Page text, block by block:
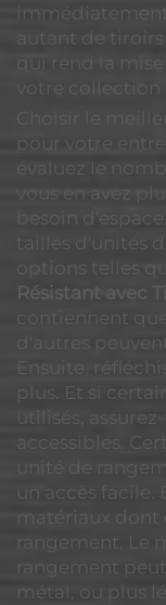
autant de
qui rend la
votre
Choisir le
pour votre
évaluez le
vous en avez
besoin
tailles d'unités
options telles
Résistant avec
contiennent
d'autres
Ensuite,
plus. Et si
utilisés,
accessibles.
unité de
un accès facile.
matériaux dont
rangement. Le
rangement
métal, ou plus